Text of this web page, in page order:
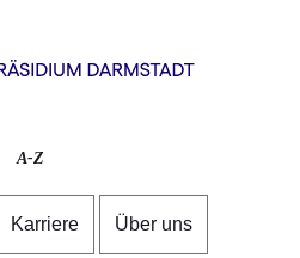
Direkt zum Kopf der
Direkt zum Inhalt
Direkt zum Fuß der
A-Z
Karriere Über uns